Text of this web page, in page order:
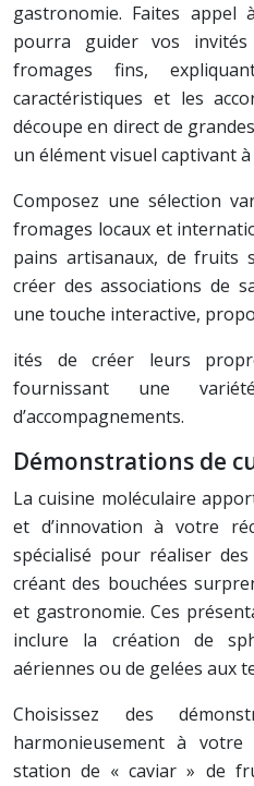
gastronomie. Faites
pourra guider vos
fromages fins,
caractéristiques et les
découpe en direct de
un élément visuel captivant
Composez une sélection
fromages locaux et
pains artisanaux, de fruits
créer des associations de
une touche interactive,
ités de créer leurs
fournissant une
d’accompagnements.
Démonstrations de
La cuisine moléculaire
et d’innovation à votre
spécialisé pour réaliser
créant des bouchées
et gastronomie. Ces
inclure la création de
aériennes ou de gelées aux
Choisissez des
harmonieusement à
station de « caviar » de